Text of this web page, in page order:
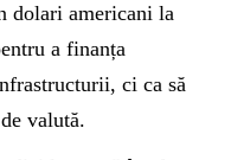
dolari americani la
a finanța
ci ca să
valută.